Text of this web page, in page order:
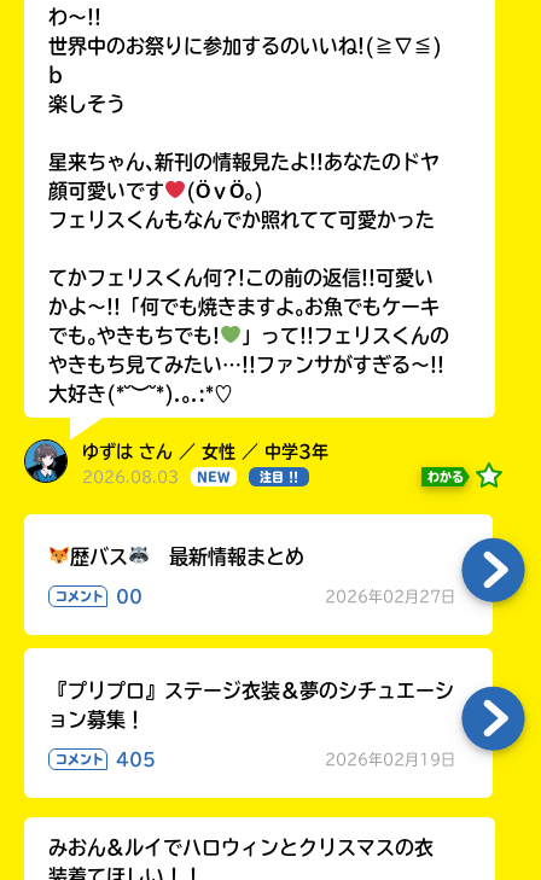
わ〜!!
世界中のお祭りに参加するのいいね!(≧∇≦)
b
楽しそう
星来ちゃん､新刊の情報見たよ!!あなたのドヤ
顔可愛いです
(ӦｖӦ｡)
フェリスくんもなんでか照れてて可愛かった
てかフェリスくん何?!この前の返信!!可愛い
かよ〜!!「何でも焼きますよ｡お魚でもケーキ
でも｡やきもちでも!
」って!!フェリスくんの
やきもち見てみたい…!!ファンサがすぎる〜!!
大好き(*˘︶˘*).｡.:*♡
ゆずは さん ／ 女性 ／ 中学3年
2026.08.03 NEW 注目 !! わかる
歴バス 最新情報まとめ
コメント 00 2026年02月27日
『プリプロ』ステージ衣装＆夢のシチュエーシ
ョン募集！
コメント 405 2026年02月19日
みおん&ルイでハロウィンとクリスマスの衣
装着てほしい！！